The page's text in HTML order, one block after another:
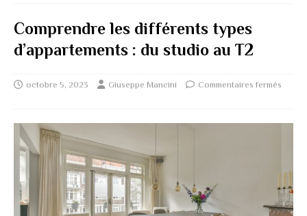
Comprendre les différents types
d’appartements : du studio au T2
octobre 5, 2023 Giuseppe Mancini Commentaires fermés